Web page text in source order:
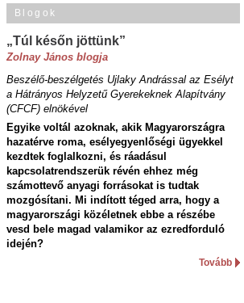
Blogok
„Túl későn jöttünk”
Zolnay János blogja
Beszélő-beszélgetés Ujlaky Andrással az Esélyt
a Hátrányos Helyzetű Gyerekeknek Alapítvány
(CFCF) elnökével
Egyike voltál azoknak, akik Magyarországra
hazatérve roma, esélyegyenlőségi ügyekkel
kezdtek foglalkozni, és ráadásul
kapcsolatrendszerük révén ehhez még
számottevő anyagi forrásokat is tudtak
mozgósítani. Mi indított téged arra, hogy a
magyarországi közéletnek ebbe a részébe
vesd bele magad valamikor az ezredforduló
idején?
Tovább